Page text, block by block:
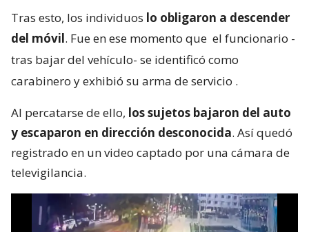
Tras esto, los individuos lo obligaron a descender
del móvil. Fue en ese momento que el funcionario -
tras bajar del vehículo- se identificó como
carabinero y exhibió su arma de servicio .
Al percatarse de ello, los sujetos bajaron del auto
y escaparon en dirección desconocida. Así quedó
registrado en un video captado por una cámara de
televigilancia.